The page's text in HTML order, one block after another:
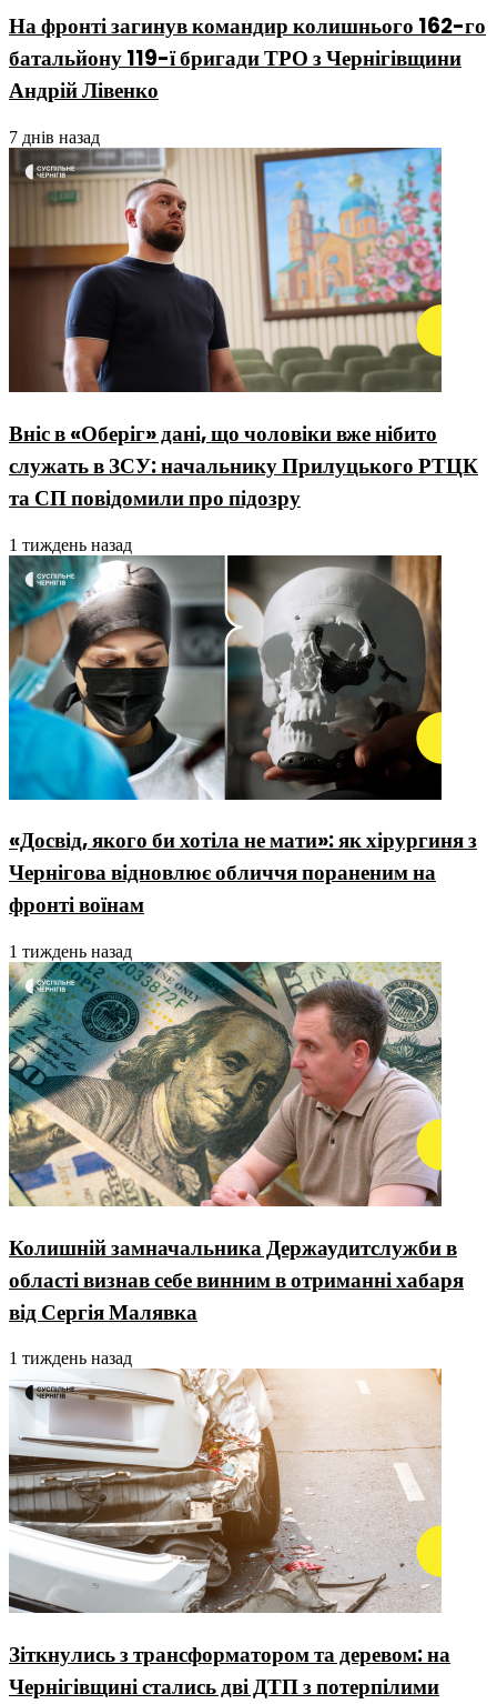
На фронті загинув командир колишнього 162-го
батальйону 119-ї бригади ТРО з Чернігівщини
Андрій Лівенко
7 днів назад
Вніс в «Оберіг» дані, що чоловіки вже нібито
служать в ЗСУ: начальнику Прилуцького РТЦК
та СП повідомили про підозру
1 тиждень назад
«Досвід, якого би хотіла не мати»: як хірургиня з
Чернігова відновлює обличчя пораненим на
фронті воїнам
1 тиждень назад
Колишній замначальника Держаудитслужби в
області визнав себе винним в отриманні хабаря
від Сергія Малявка
1 тиждень назад
Зіткнулись з трансформатором та деревом: на
Чернігівщині стались дві ДТП з потерпілими